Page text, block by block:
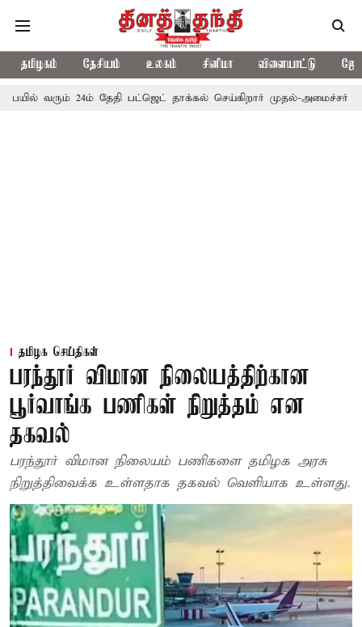
தமிழகம் தேசியம் உலகம் சினிமா விளையாட்டு
24ம் தேதி பட்ஜெட் தாக்கல் செய்கிறார் முதல்-அமைச்சர் ரங்கசாமி
தமிழக செய்திகள்
பரந்தூர் விமான நிலையத்திற்கான
பூர்வாங்க பணிகள் நிறுத்தம் என
தகவல்
பரந்தூர் விமான நிலையம் பணிகளை தமிழக அரசு
நிறுத்திவைக்க உள்ளதாக தகவல் வெளியாக உள்ளது.